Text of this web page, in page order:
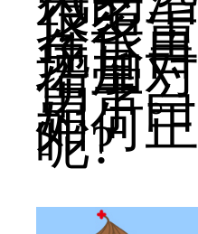
很多
择很
免盲
增加
伤害
患了
如何
呢?